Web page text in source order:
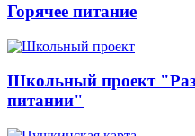
Горячее питание
Школьный проект
питании"